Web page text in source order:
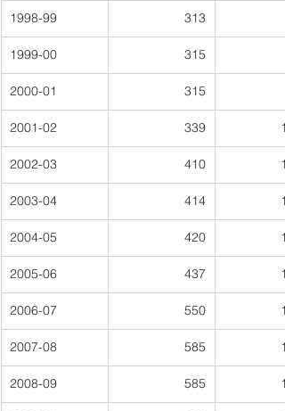
1998-99 313
1999-00 315
2000-01 315
2001-02 339
2002-03 410
2003-04 414
2004-05 420
2005-06 437
2006-07 550
2007-08 585
2008-09 585